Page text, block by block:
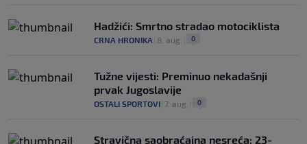
Hadžići: Smrtno stradao motociklista
CRNA HRONIKA 8. aug. 0
Tužne vijesti: Preminuo nekadašnji
prvak Jugoslavije
OSTALI SPORTOVI 7. aug. 0
Stravična saobraćajna nesreća: 23-